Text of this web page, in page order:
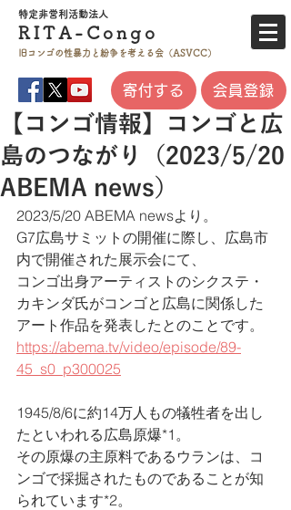
特定非営利活動法人
RITA- Co ngo
旧コンゴの性暴力と 紛争を考える会（ASVCC）
寄付する 会員登録
【コンゴ情報】コンゴと広
島のつながり（2023/5/20
ABEMA news）
2023/5/20 ABEMA newsより。
G7広島サミットの開催に際し、広島市
内で開催された展示会にて、
コンゴ出身アーティストのシクステ・
カキンダ氏がコンゴと広島に関係した
アート作品を発表したとのことです。
https://abema.tv/video/episode/89-
45_s0_p300025
1945/8/6に約14万人もの犠牲者を出し
たといわれる広島原爆*1。
その原爆の主原料であるウランは、コ
ンゴで採掘されたものであることが知
られています*2。